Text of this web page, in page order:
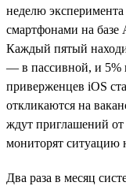
неделю
смартфонами на базе
Каждый пятый
— в пассивной, и 5%
приверженцев iOS
откликаются на
ждут приглашений от
мониторят ситуацию
Два раза в месяц